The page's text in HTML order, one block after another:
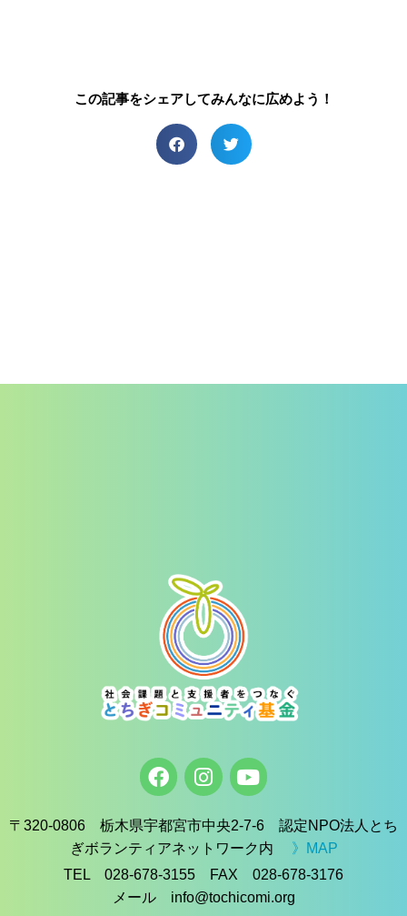
この記事をシェアしてみんなに広めよう！
〒320-0806 栃木県宇都宮市中央2-7-6 認定NPO法人とち
ぎボランティアネットワーク内 》MAP
TEL 028-678-3155 FAX 028-678-3176
メール info@tochicomi.org